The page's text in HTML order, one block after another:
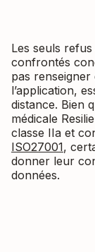
Les seuls
confrontés
pas
l’application,
distance. Bien
médicale
classe IIa et
ISO27001,
donner leur
données.